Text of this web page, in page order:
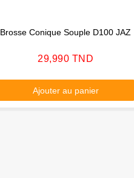
Brosse Conique Souple D100 JAZ
Prix
29,990 TND
Ajouter au panier